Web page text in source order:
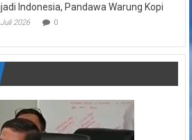
Indonesia, Pandawa Warung Kopi
2026 0